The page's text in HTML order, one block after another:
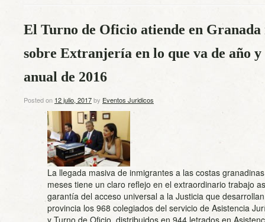
El Turno de Oficio atiende en Granada
sobre Extranjería en lo que va de año
anual de 2016
Posted on 12 julio, 2017by Eventos Juridicos
La llegada masiva de inmigrantes a las costas
meses tiene un claro reflejo en el extraordinario trabajo
garantía del acceso universal a la Justicia que
provincia los 968 colegiados del servicio de Asistencia
y Turno de Oficio, distribuidos en 944 letrados en